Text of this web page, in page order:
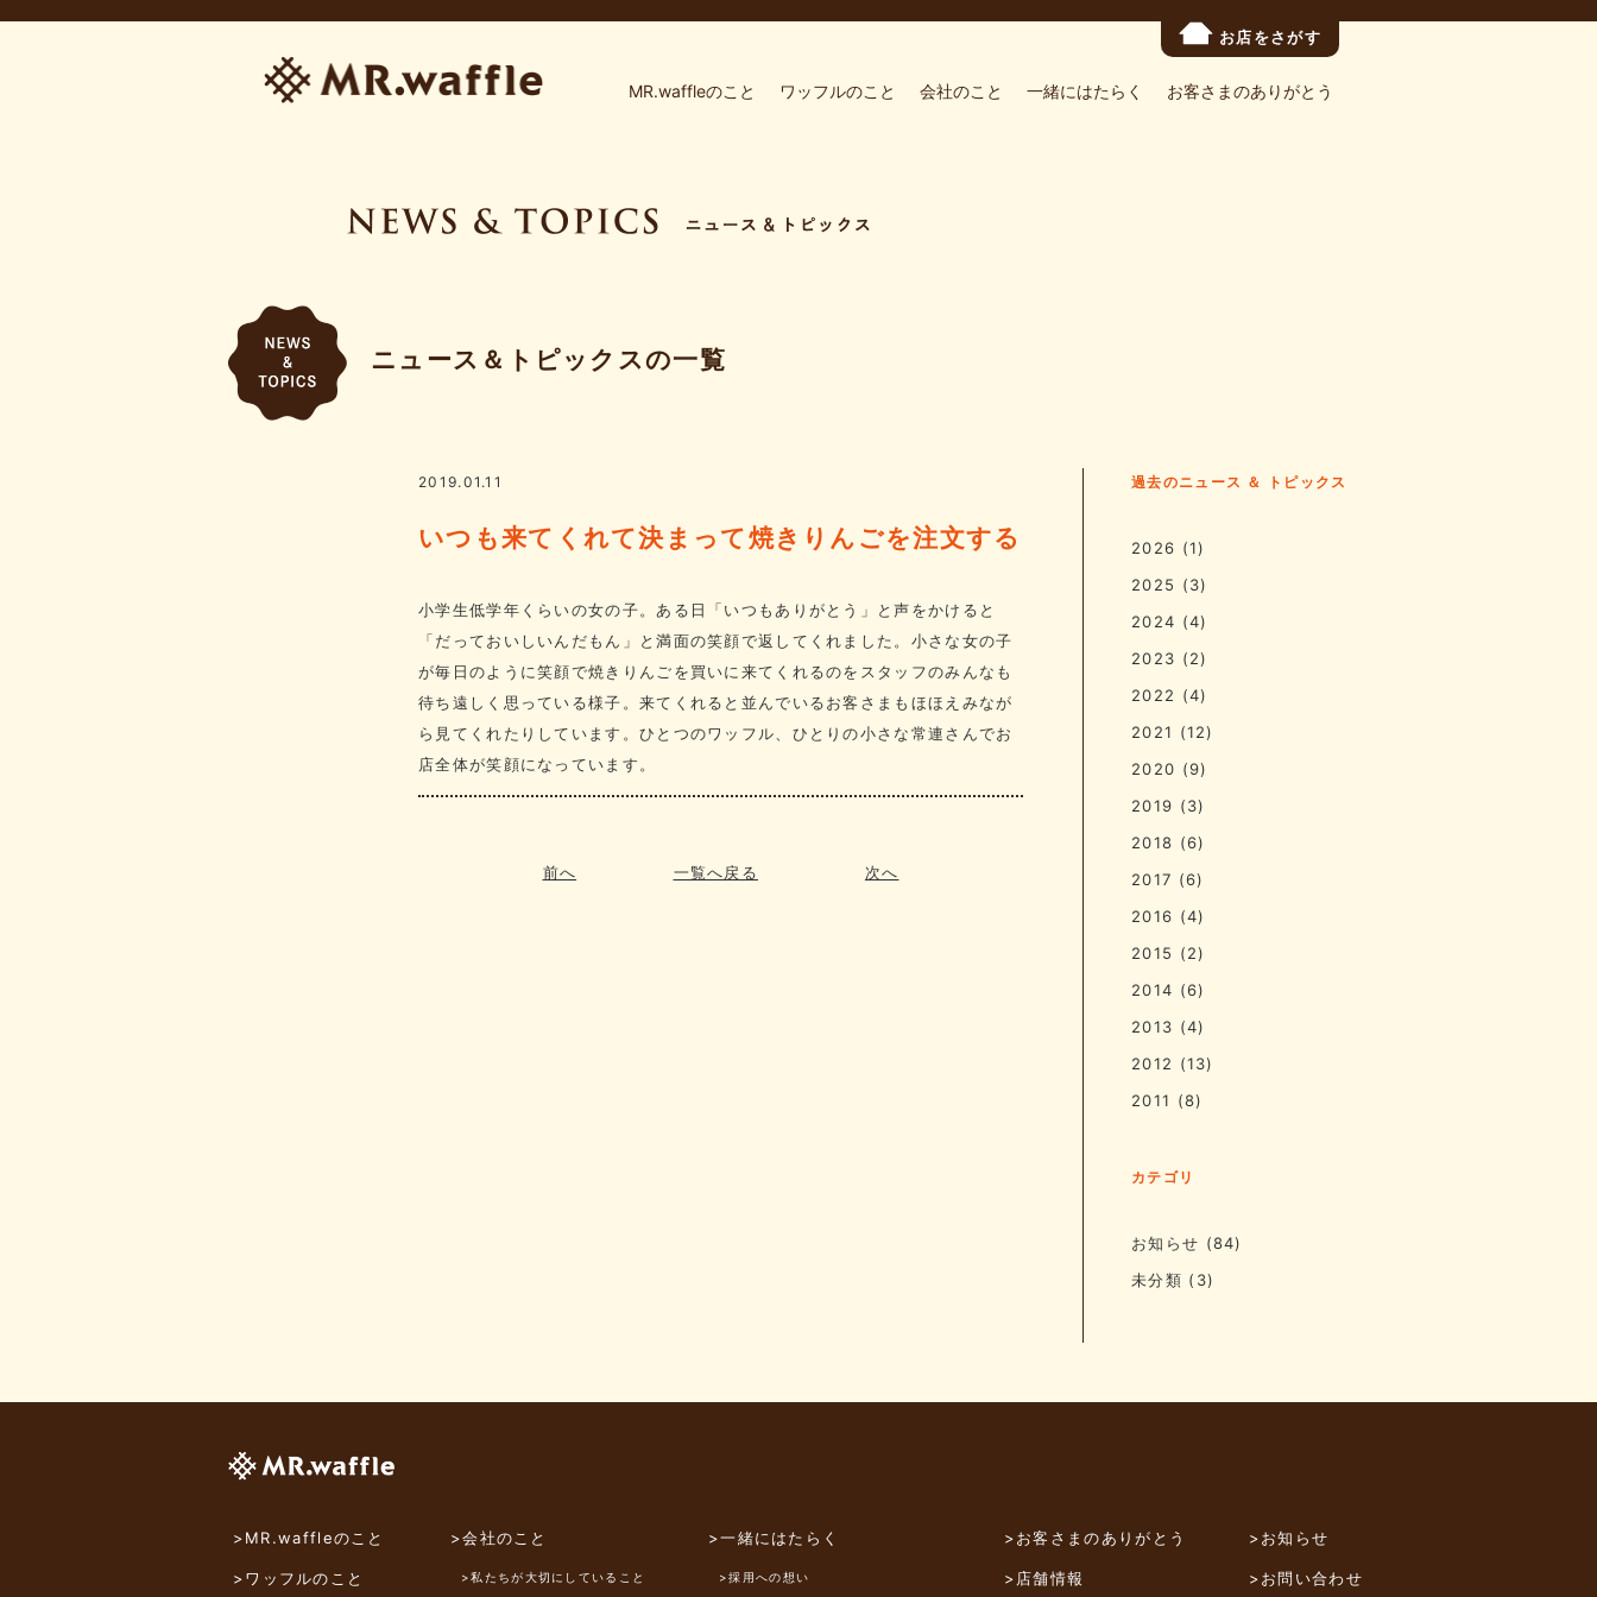
お店をさがす
MR.waffleのこと ワッフルのこと 会社のこと 一緒にはたらく お客さまのありがとう
ニュース＆トピックスの一覧
2019.01.11
いつも来てくれて決まって焼きりんごを注文する
小学生低学年くらいの女の子。ある日「いつもありがとう」と声をかけると
「だっておいしいんだもん」と満面の笑顔で返してくれました。小さな女の子
が毎日のように笑顔で焼きりんごを買いに来てくれるのをスタッフのみんなも
待ち遠しく思っている様子。来てくれると並んでいるお客さまもほほえみなが
ら見てくれたりしています。ひとつのワッフル、ひとりの小さな常連さんでお
店全体が笑顔になっています。
前へ 一覧へ戻る 次へ
過去のニュース ＆ トピックス
2026 (1)
2025 (3)
2024 (4)
2023 (2)
2022 (4)
2021 (12)
2020 (9)
2019 (3)
2018 (6)
2017 (6)
2016 (4)
2015 (2)
2014 (6)
2013 (4)
2012 (13)
2011 (8)
カテゴリ
お知らせ (84)
未分類 (3)
>MR.waffleのこと
>ワッフルのこと
>会社のこと
>私たちが大切にしていること
>一緒にはたらく
>採用への想い
>お客さまのありがとう
>店舗情報
>お知らせ
>お問い合わせ